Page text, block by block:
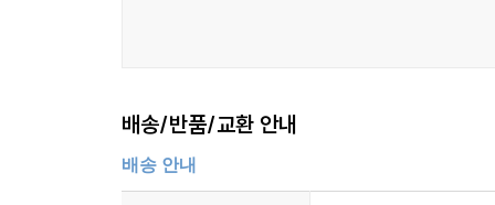
배송/반품/교환 안내
배송 안내